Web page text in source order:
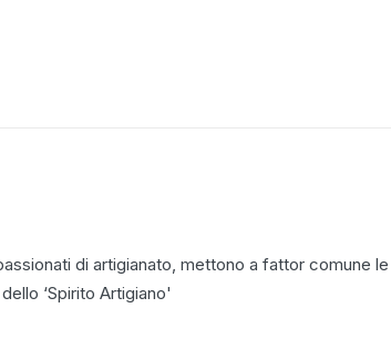
di artigianato, mettono a fattor comune
‘Spirito Artigiano'